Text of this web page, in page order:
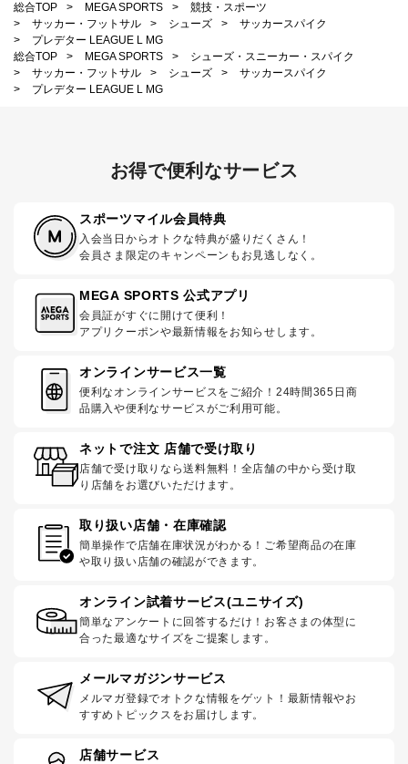
総合TOP
> MEGA SPORTS >
競技・スポーツ
>
サッカー・フットサル > シューズ >
サッカースパイク
>
プレデター LEAGUE L MG
総合TOP
> MEGA SPORTS >
シューズ・スニーカー・スパイク
>
サッカー・フットサル > シューズ >
サッカースパイク
>
プレデター LEAGUE L MG
お得で便利なサービス
スポーツマイル会員特典
入会当日からオトクな特典が盛りだくさん！
会員さま限定のキャンペーンもお見逃しなく。
MEGA SPORTS 公式アプリ
会員証がすぐに開けて便利！
アプリクーポンや最新情報をお知らせします。
オンラインサービス一覧
便利なオンラインサービスをご紹介！24時間365日商
品購入や便利なサービスがご利用可能。
ネットで注文 店舗で受け取り
店舗で受け取りなら送料無料！全店舗の中から受け取
り店舗をお選びいただけます。
取り扱い店舗・在庫確認
簡単操作で店舗在庫状況がわかる！ご希望商品の在庫
や取り扱い店舗の確認ができます。
オンライン試着サービス(ユニサイズ)
簡単なアンケートに回答するだけ！お客さまの体型に
合った最適なサイズをご提案します。
メールマガジンサービス
メルマガ登録でオトクな情報をゲット！最新情報やお
すすめトピックスをお届けします。
店舗サービス